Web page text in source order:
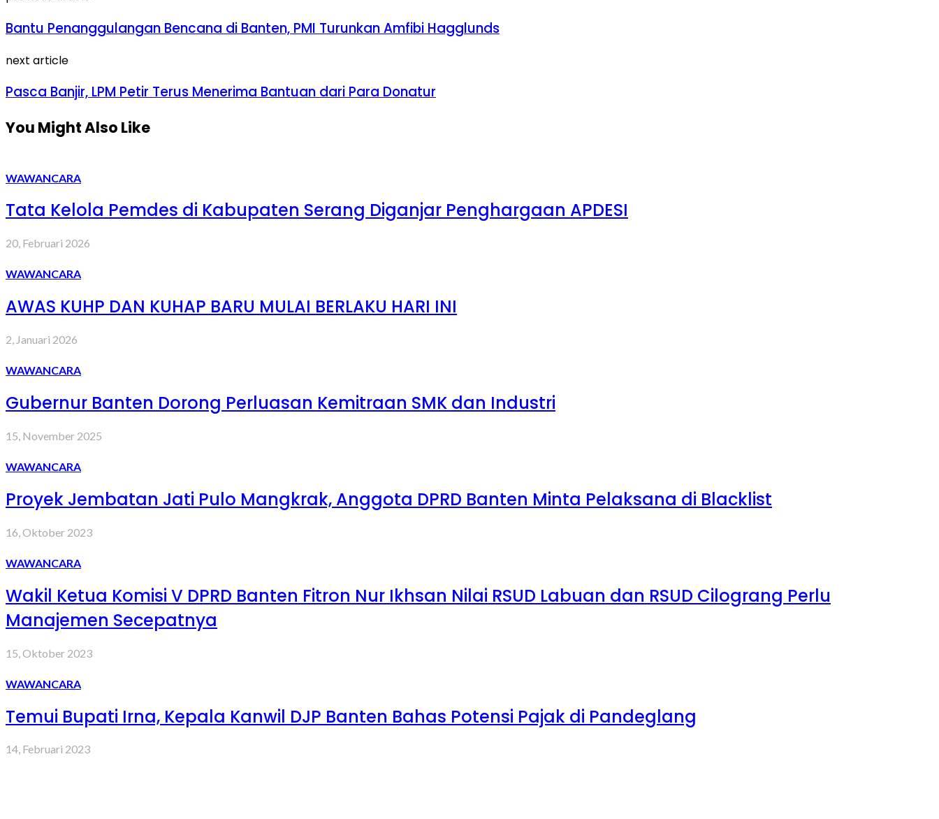
Bantu Penanggulangan Bencana di Banten, PMI Turunkan Amfibi Hagglunds
next article
Pasca Banjir, LPM Petir Terus Menerima Bantuan dari Para Donatur
You Might Also Like
WAWANCARA
Tata Kelola Pemdes di Kabupaten Serang Diganjar Penghargaan APDESI
20, Februari 2026
WAWANCARA
AWAS KUHP DAN KUHAP BARU MULAI BERLAKU HARI INI
2, Januari 2026
WAWANCARA
Gubernur Banten Dorong Perluasan Kemitraan SMK dan Industri
15, November 2025
WAWANCARA
Proyek Jembatan Jati Pulo Mangkrak, Anggota DPRD Banten Minta Pelaksana di Blacklist
16, Oktober 2023
WAWANCARA
Wakil Ketua Komisi V DPRD Banten Fitron Nur Ikhsan Nilai RSUD Labuan dan RSUD Cilograng Perlu
Manajemen Secepatnya
15, Oktober 2023
WAWANCARA
Temui Bupati Irna, Kepala Kanwil DJP Banten Bahas Potensi Pajak di Pandeglang
14, Februari 2023